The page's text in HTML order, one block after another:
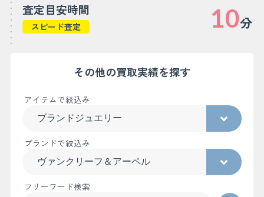
査定目安時間
スピード査定 10分
その他の買取実績を探す
アイテムで絞込み
ブランドで絞込み
フリーワード検索